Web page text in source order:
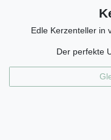
Edle Kerzenteller in
Der perfekte